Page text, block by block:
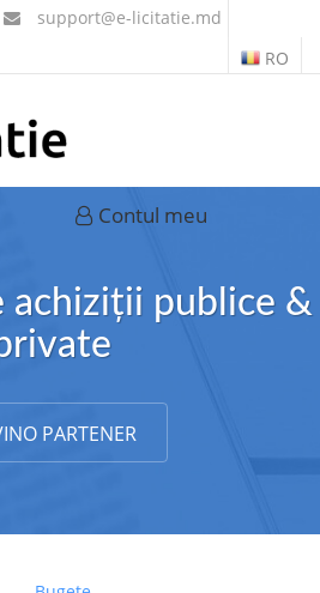
support@e-licitatie.md
RO
Contul meu
achiziții publice &
PARTENER